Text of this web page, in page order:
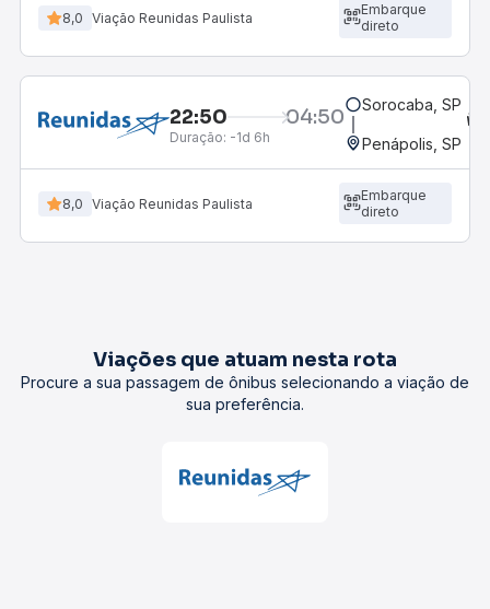
8,0 Viação Reunidas Paulista
Embarque
direto
22:50 04:50
Duração: -1d 6h
Sorocaba, SP
Penápolis, SP
8,0 Viação Reunidas Paulista
Embarque
direto
Viações que atuam nesta rota
Procure a sua passagem de ônibus selecionando a viação de
sua preferência.